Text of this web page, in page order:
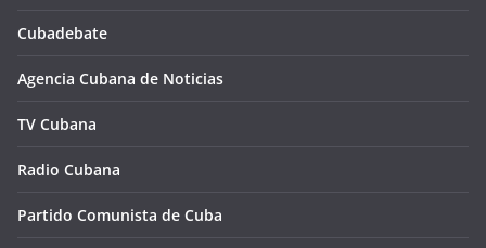
Cubadebate
Agencia Cubana de Noticias
TV Cubana
Radio Cubana
Partido Comunista de Cuba